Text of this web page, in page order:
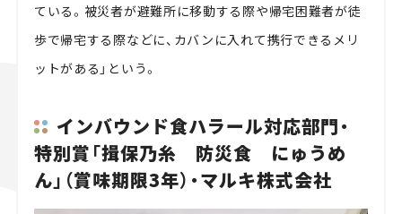
ている。被災者が避難所に移動する際や帰宅困難者が徒
歩で帰宅する際などに、カバンに入れて携行できるメリ
ットがある」という。
インバウンド食ハラール対応部門・
特別賞「揖保乃糸 防災食 にゅうめ
ん」（賞味期限3年）・マルキ株式会社